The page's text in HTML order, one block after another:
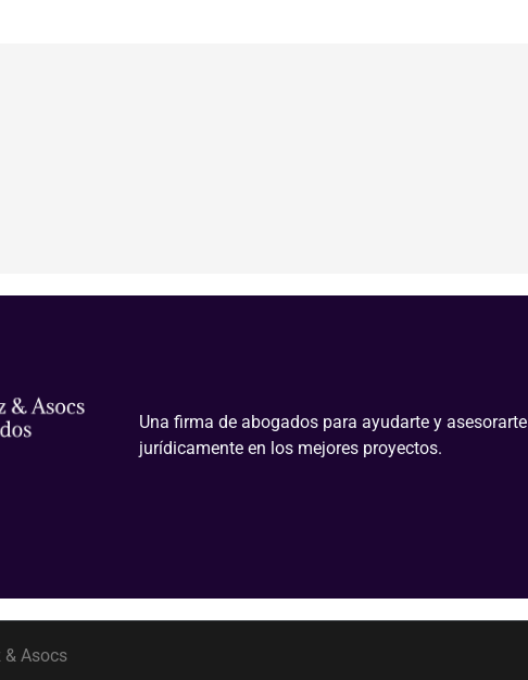
Una firma de abogados para ayudarte y asesorarte
jurídicamente en los mejores proyectos.
Asocs